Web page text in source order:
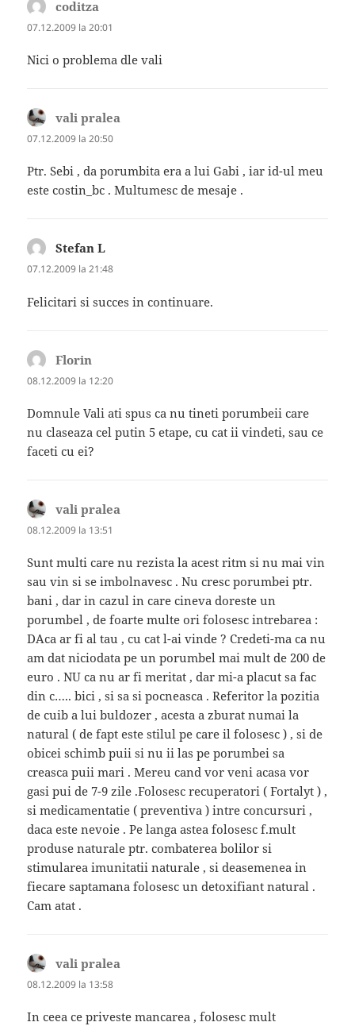
coditza
07.12.2009 la 20:01
Nici o problema dle vali
vali pralea
07.12.2009 la 20:50
Ptr. Sebi , da porumbita era a lui Gabi , iar id-ul meu
este costin_bc . Multumesc de mesaje .
Stefan L
07.12.2009 la 21:48
Felicitari si succes in continuare.
Florin
08.12.2009 la 12:20
Domnule Vali ati spus ca nu tineti porumbeii care
nu claseaza cel putin 5 etape, cu cat ii vindeti, sau ce
faceti cu ei?
vali pralea
08.12.2009 la 13:51
Sunt multi care nu rezista la acest ritm si nu mai vin
sau vin si se imbolnavesc . Nu cresc porumbei ptr.
bani , dar in cazul in care cineva doreste un
porumbel , de foarte multe ori folosesc intrebarea :
DAca ar fi al tau , cu cat l-ai vinde ? Credeti-ma ca nu
am dat niciodata pe un porumbel mai mult de 200 de
euro . NU ca nu ar fi meritat , dar mi-a placut sa fac
din c….. bici , si sa si pocneasca . Referitor la pozitia
de cuib a lui buldozer , acesta a zburat numai la
natural ( de fapt este stilul pe care il folosesc ) , si de
obicei schimb puii si nu ii las pe porumbei sa
creasca puii mari . Mereu cand vor veni acasa vor
gasi pui de 7-9 zile .Folosesc recuperatori ( Fortalyt ) ,
si medicamentatie ( preventiva ) intre concursuri ,
daca este nevoie . Pe langa astea folosesc f.mult
produse naturale ptr. combaterea bolilor si
stimularea imunitatii naturale , si deasemenea in
fiecare saptamana folosesc un detoxifiant natural .
Cam atat .
vali pralea
08.12.2009 la 13:58
In ceea ce priveste mancarea , folosesc mult